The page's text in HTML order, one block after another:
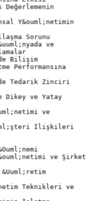
Değerlemenin
Y&ouml;netimin
Sorunu
ve
Bilişim
Performansına
Tedarik Zinciri
Dikey ve Yatay
ve
İlişkileri
ve Şirket
Teknikleri ve